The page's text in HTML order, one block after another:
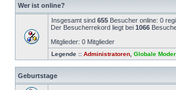
Wer ist online?
Insgesamt sind 655 Besucher online: 0
Der Besucherrekord liegt bei 1066
Mitglieder: 0 Mitglieder
Legende :: Administratoren Globale
Geburtstage